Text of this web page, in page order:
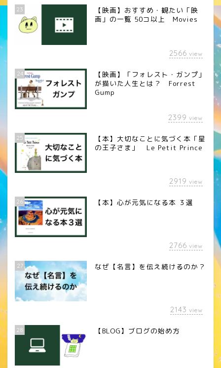
23
【映画】おすすめ・観たい「映
画」の一覧 50コ以上 Movies
2566 view
24
【映画】「フォレスト・ガンプ」
が描いた人生とは？ Forrest
Gump
2399 view
25
【本】大切なことに気づく本「星
の王子さま」 Le Petit Prince
2919 view
26 【本】心が元気になる本 ３選
2766 view
27 なぜ【名言】を伝え続けるのか？
2143 view
28 【BLOG】ブログの始め方